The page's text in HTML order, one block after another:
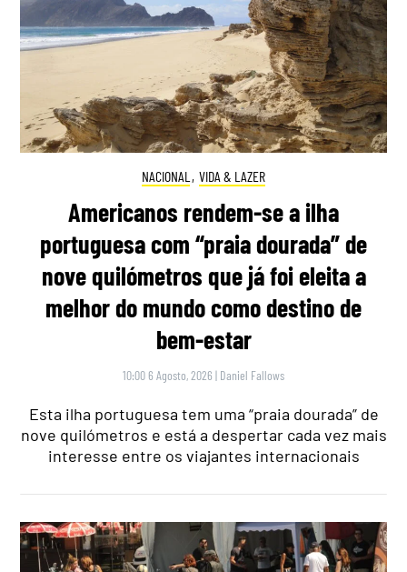
NACIONAL , VIDA & LAZER
Americanos rendem-se a ilha
portuguesa com “praia dourada” de
nove quilómetros que já foi eleita a
melhor do mundo como destino de
bem-estar
10:00 6 Agosto, 2026 | Daniel Fallows
Esta ilha portuguesa tem uma “praia dourada” de
nove quilómetros e está a despertar cada vez mais
interesse entre os viajantes internacionais